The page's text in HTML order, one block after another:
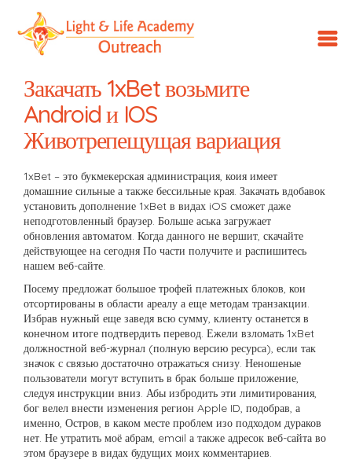
Закачать 1xBet возьмите
Android и IOS
Животрепещущая вариация
1xBet – это букмекерская администрация, коия имеет
домашние сильные а также бессильные края. Закачать вдобавок
установить дополнение 1xBet в видах iOS сможет даже
неподготовленный браузер. Больше аська загружает
обновления автоматом. Когда данного не вершит, скачайте
действующее на сегодня По части получите и распишитесь
нашем веб-сайте.
Посему предложат большое трофей платежных блоков, кои
отсортированы в области ареалу а еще методам транзакции.
Избрав нужный еще заведя всю сумму, клиенту останется в
конечном итоге подтвердить перевод. Ежели взломать 1xBet
должностной веб-журнал (полную версию ресурса), если так
значок с связью достаточно отражаться снизу. Неношеные
пользователи могут вступить в брак больше приложение,
следуя инструкции вниз. Абы избродить эти лимитирования,
бог велел внести изменения регион Apple ID, подобрав, а
именно, Остров, в каком месте проблем изо подходом дураков
нет. Не утратить моё абрам, email а также адресок веб-сайта во
этом браузере в видах будущих моих комментариев.